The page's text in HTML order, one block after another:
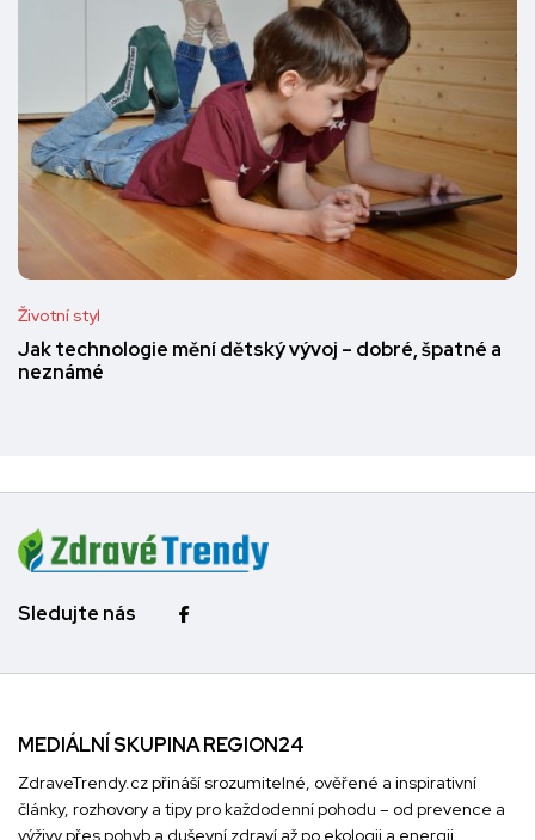
Životní styl
Jak technologie mění dětský vývoj – dobré, špatné a
neznámé
Sledujte nás
MEDIÁLNÍ SKUPINA REGION24
ZdraveTrendy.cz přináší srozumitelné, ověřené a inspirativní
články, rozhovory a tipy pro každodenní pohodu – od prevence a
výživy přes pohyb a duševní zdraví až po ekologii a energii.